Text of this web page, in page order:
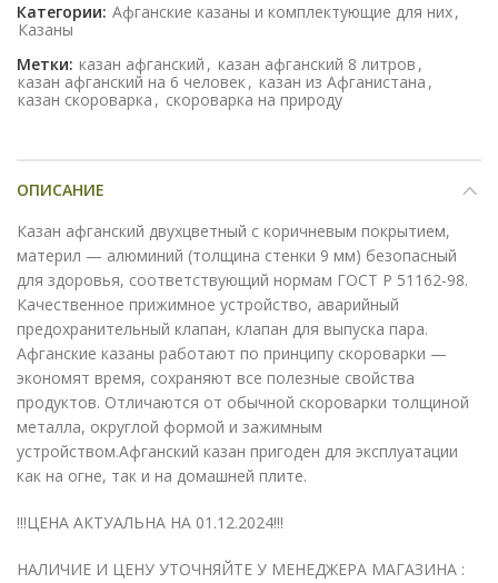
Категории: Афганские казаны и комплектующие для них,
Казаны
Метки: казан афганский , казан афганский 8 литров ,
казан афганский на 6 человек, казан из Афганистана ,
казан скороварка , скороварка на природу
ОПИСАНИЕ
Казан афганский двухцветный с коричневым покрытием,
материл — алюминий (толщина стенки 9 мм) безопасный
для здоровья, соответствующий нормам ГОСТ Р 51162-98.
Качественное прижимное устройство, аварийный
предохранительный клапан, клапан для выпуска пара.
Афганские казаны работают по принципу скороварки —
экономят время, сохраняют все полезные свойства
продуктов. Отличаются от обычной скороварки толщиной
металла, округлой формой и зажимным
устройством.Афганский казан пригоден для эксплуатации
как на огне, так и на домашней плите.
!!!ЦЕНА АКТУАЛЬНА НА 01.12.2024!!!
НАЛИЧИЕ И ЦЕНУ УТОЧНЯЙТЕ У МЕНЕДЖЕРА МАГАЗИНА :